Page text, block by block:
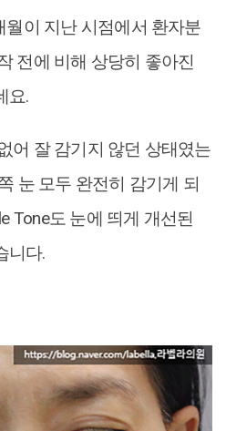
월이 지난 시점에서 환자분
전에 비해 상당히 좋아진
요.
어 잘 감기지 않던 상태였는
눈 모두 완전히 감기게 되
Tone도 눈에 띄게 개선된
니다.